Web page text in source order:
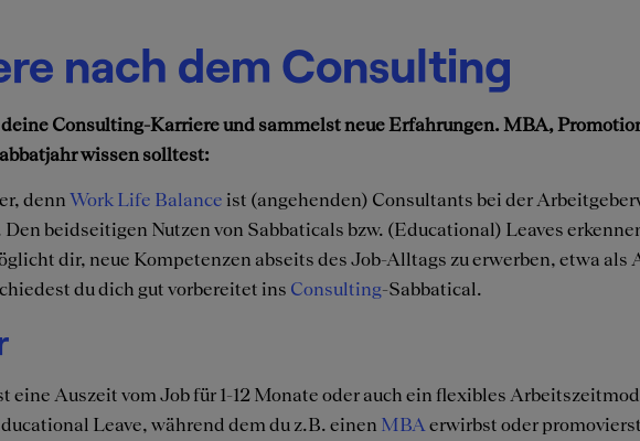
nach dem Consulting
Consulting-Karriere und sammelst neue Erfahrungen. MBA,
wissen solltest:​
dennWork Life Balance ist (angehenden) Consultants bei der
beidseitigen Nutzen von Sabbaticals bzw. (Educational) Leaves
dir, neue Kompetenzen abseits des Job-Alltags zu erwerben, etwa als
du dich gut vorbereitet ins Consulting-Sabbatical.
eine Auszeit vom Job für 1-12 Monate oder auch ein flexibles
Leave, während dem du z.B. einen MBA erwirbst oder